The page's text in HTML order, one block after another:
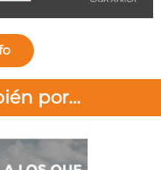
por...